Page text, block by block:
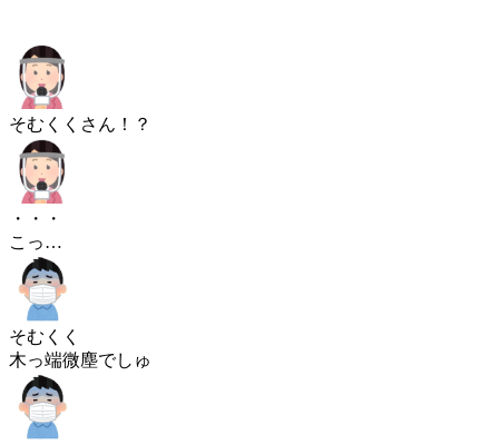
そむくくさん！？
・・・
こっ…
そむくく
木っ端微塵でしゅ